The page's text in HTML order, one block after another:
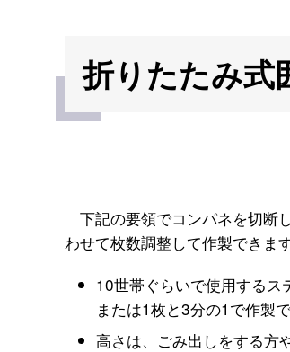
折りたたみ式
下記の要領でコンパネを切断
わせて枚数調整して作製できます
10世帯ぐらいで使用する
または1枚と3分の1で作製で
高さは、ごみ出しをする方